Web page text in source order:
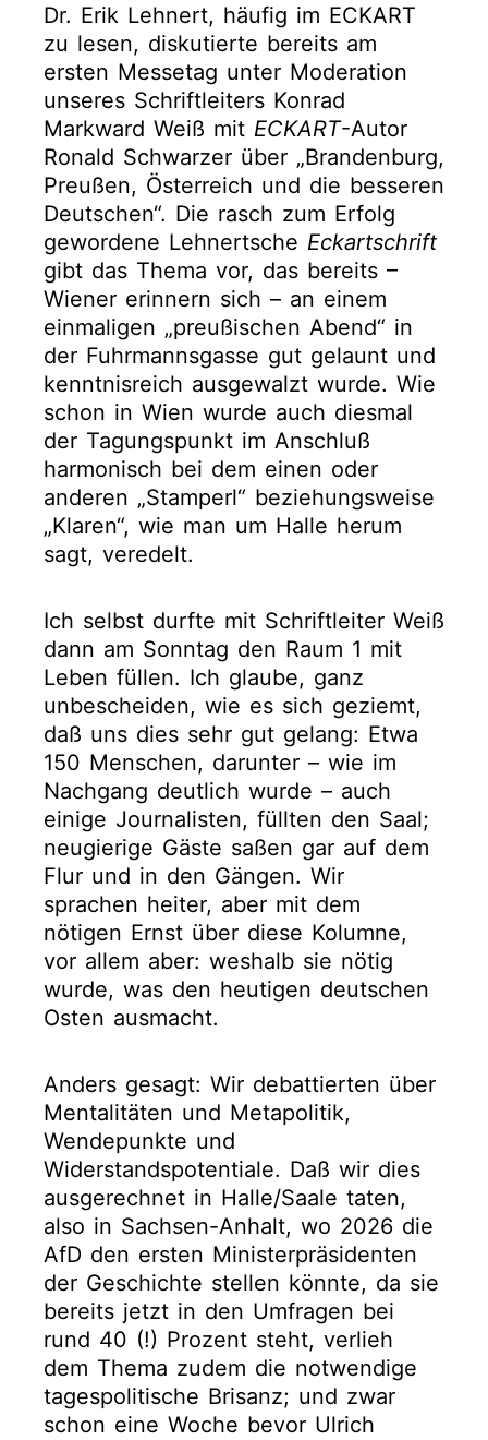
Dr. Erik Lehnert, häufig im ECKART
zu lesen, diskutierte bereits am
ersten Messetag unter Moderation
unseres Schriftleiters Konrad
Markward Weiß mit ECKART-Autor
Ronald Schwarzer über „Brandenburg,
Preußen, Österreich und die besseren
Deutschen“. Die rasch zum Erfolg
gewordene Lehnertsche Eckartschrift
gibt das Thema vor, das bereits –
Wiener erinnern sich – an einem
einmaligen „preußischen Abend“ in
der Fuhrmannsgasse gut gelaunt und
kenntnisreich ausgewalzt wurde. Wie
schon in Wien wurde auch diesmal
der Tagungspunkt im Anschluß
harmonisch bei dem einen oder
anderen „Stamperl“ beziehungsweise
„Klaren“, wie man um Halle herum
sagt, veredelt.
Ich selbst durfte mit Schriftleiter Weiß
dann am Sonntag den Raum 1 mit
Leben füllen. Ich glaube, ganz
unbescheiden, wie es sich geziemt,
daß uns dies sehr gut gelang: Etwa
150 Menschen, darunter – wie im
Nachgang deutlich wurde – auch
einige Journalisten, füllten den Saal;
neugierige Gäste saßen gar auf dem
Flur und in den Gängen. Wir
sprachen heiter, aber mit dem
nötigen Ernst über diese Kolumne,
vor allem aber: weshalb sie nötig
wurde, was den heutigen deutschen
Osten ausmacht.
Anders gesagt: Wir debattierten über
Mentalitäten und Metapolitik,
Wendepunkte und
Widerstandspotentiale. Daß wir dies
ausgerechnet in Halle/Saale taten,
also in Sachsen-Anhalt, wo 2026 die
AfD den ersten Ministerpräsidenten
der Geschichte stellen könnte, da sie
bereits jetzt in den Umfragen bei
rund 40 (!) Prozent steht, verlieh
dem Thema zudem die notwendige
tagespolitische Brisanz; und zwar
schon eine Woche bevor Ulrich